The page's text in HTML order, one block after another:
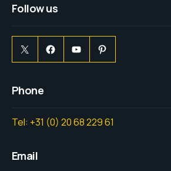
Follow us
Phone
Tel: +31 (0) 20 68 229 61
Email